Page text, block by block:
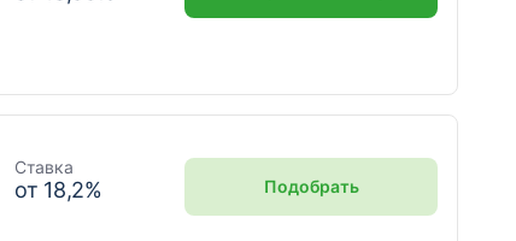
Ставка
от 18,2% Подобрать